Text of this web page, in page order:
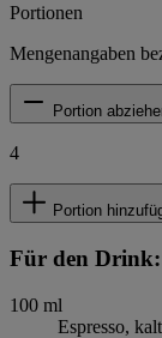
Portionen
Mengenangaben
Portion
4
Portion
Für den Drink:
100 ml
Espresso, kalt